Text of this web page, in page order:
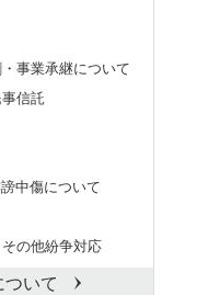
事業承継について
信託
中傷について
の他紛争対応
ついて